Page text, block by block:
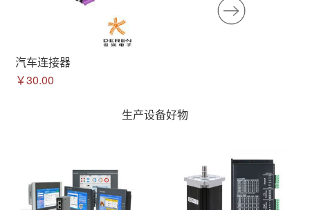
汽车连接器
￥30.00
生产设备好物